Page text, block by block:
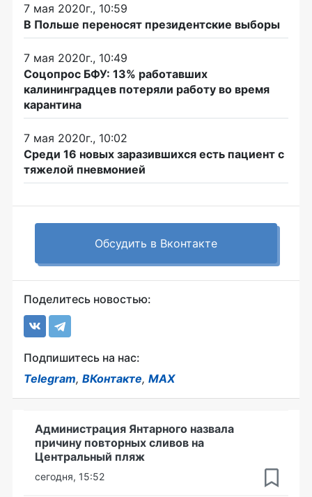
7 мая 2020г., 10:59
В Польше переносят президентские выборы
7 мая 2020г., 10:49
Соцопрос БФУ: 13% работавших
калининградцев потеряли работу во время
карантина
7 мая 2020г., 10:02
Среди 16 новых заразившихся есть пациент с
тяжелой пневмонией
Обсудить в Вконтакте
Поделитесь новостью:
Подпишитесь на нас:
Telegram, ВКонтакте, MAX
Администрация Янтарного назвала
причину повторных сливов на
Центральный пляж
сегодня, 15:52